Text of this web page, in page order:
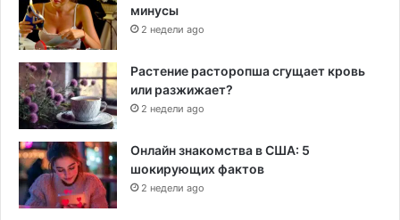
минусы
2 недели ago
Растение расторопша сгущает кровь
или разжижает?
2 недели ago
Онлайн знакомства в США: 5
шокирующих фактов
2 недели ago